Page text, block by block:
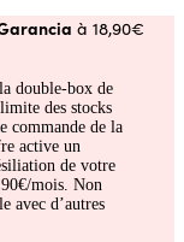
à 18,90€
double-box de
des stocks
commande de la
active un
de votre
mois. Non
avec d’autres